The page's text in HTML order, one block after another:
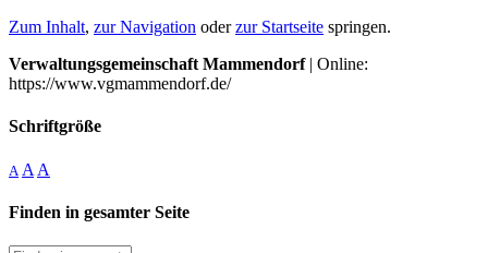
Zum Inhalt, zur Navigation oderzur Startseite springen.
Verwaltungsgemeinschaft Mammendorf| Online:
https://www.vgmammendorf.de/
Schriftgröße
A A A
Finden in gesamter Seite